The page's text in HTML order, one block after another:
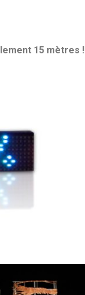
15 mètres !